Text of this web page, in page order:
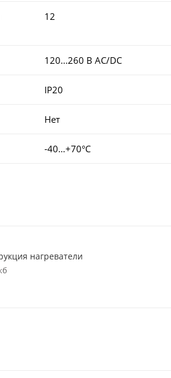
12
120...260 В AC/DC
IP20
Нет
-40…+70°С
нагреватели